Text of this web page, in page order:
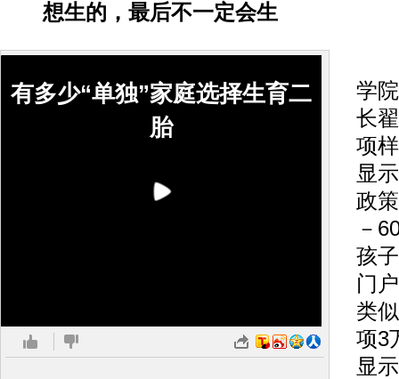
想生的，最后不一定会生
有多少“单独”家庭选择生育二
胎
学
长
项
显
政
－
孩
门
类
项3
显